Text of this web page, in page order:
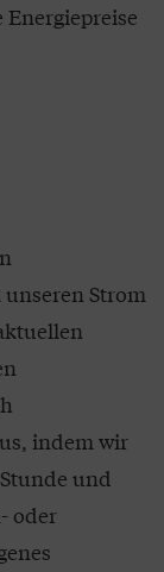
Strom
indem wir
und
oder